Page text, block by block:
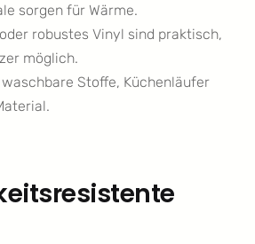
sorgen für Wärme.
robustes Vinyl sind praktisch,
möglich.
Stoffe, Küchenläufer